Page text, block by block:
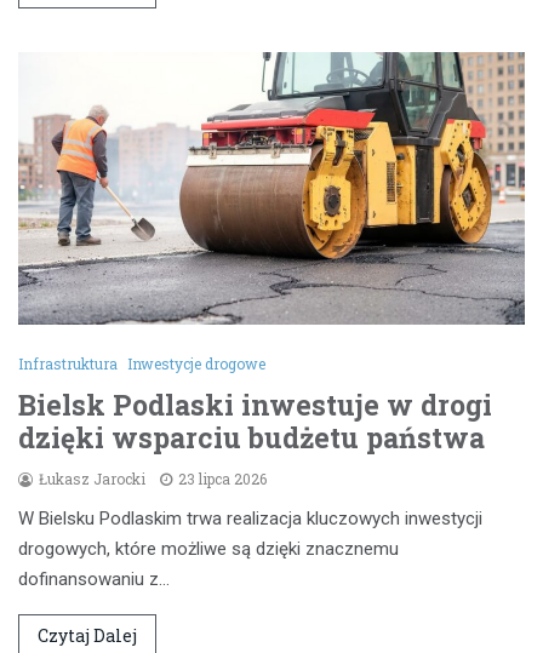
Infrastruktura Inwestycje drogowe
Bielsk Podlaski inwestuje w drogi
dzięki wsparciu budżetu państwa
Łukasz Jarocki 23 lipca 2026
W Bielsku Podlaskim trwa realizacja kluczowych inwestycji
drogowych, które możliwe są dzięki znacznemu
dofinansowaniu z…
Czytaj Dalej